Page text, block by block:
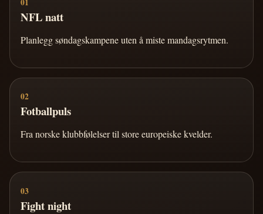
NFL natt
Planlegg søndagskampene uten å miste mandagsrytmen.
02
Fotballpuls
Fra norske klubbfølelser til store europeiske kvelder.
03
Fight night